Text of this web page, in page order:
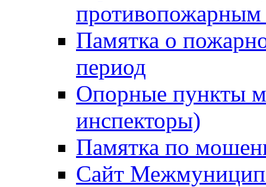
Памятка о
период
Опорные пункты
инспекторы)
Памятка по
Сайт